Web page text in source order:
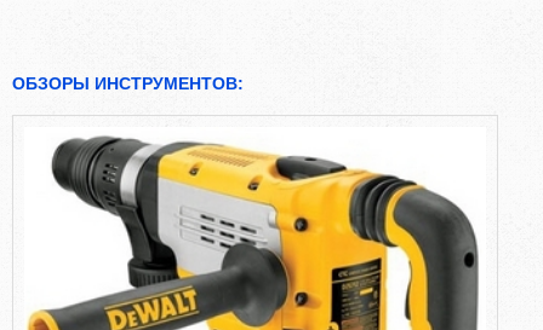
ОБЗОРЫ ИНСТРУМЕНТОВ: